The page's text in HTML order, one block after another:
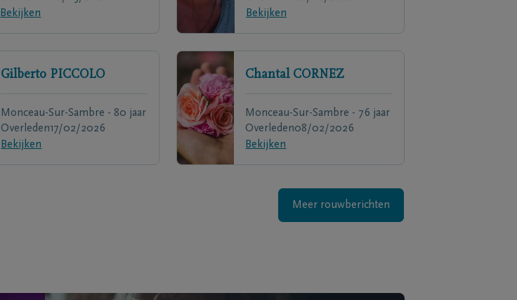
Bekijken
Bekijken
Gilberto PICCOLO
Monceau-Sur-Sambre - 80 jaar
Overleden17/02/2026
Bekijken
Chantal CORNEZ
Monceau-Sur-Sambre - 76 jaar
Overleden08/02/2026
Bekijken
Meer rouwberichten